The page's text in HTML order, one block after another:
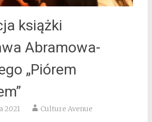
książki
Abramowa-
„Piórem
2021 Culture Avenue